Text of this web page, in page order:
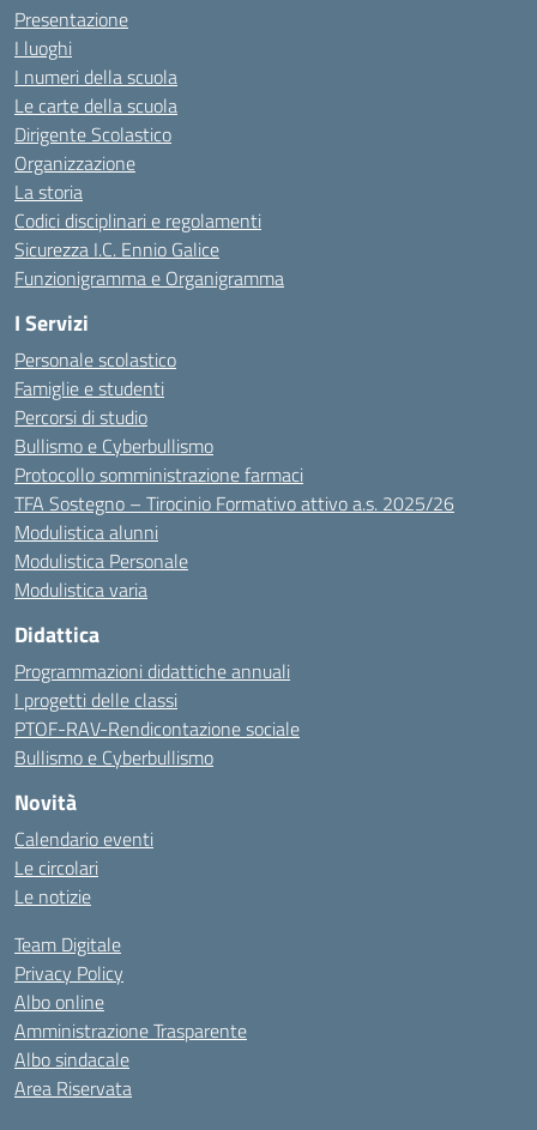
Presentazione
I luoghi
I numeri della scuola
Le carte della scuola
Dirigente Scolastico
Organizzazione
La storia
Codici disciplinari e regolamenti
Sicurezza I.C. Ennio Galice
Funzionigramma e Organigramma
I Servizi
Personale scolastico
Famiglie e studenti
Percorsi di studio
Bullismo e Cyberbullismo
Protocollo somministrazione farmaci
TFA Sostegno – Tirocinio Formativo attivo a.s. 2025/26
Modulistica alunni
Modulistica Personale
Modulistica varia
Didattica
Programmazioni didattiche annuali
I progetti delle classi
PTOF-RAV-Rendicontazione sociale
Bullismo e Cyberbullismo
Novità
Calendario eventi
Le circolari
Le notizie
Team Digitale
Privacy Policy
Albo online
Amministrazione Trasparente
Albo sindacale
Area Riservata